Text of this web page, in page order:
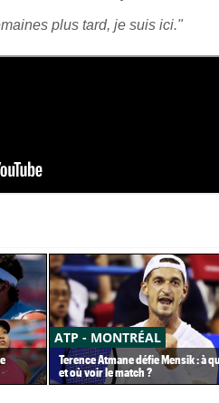
plus tard, je suis ici."
ATP - MONTRÉAL
Terence Atmane défie Mensik : à
et où voir le match ?